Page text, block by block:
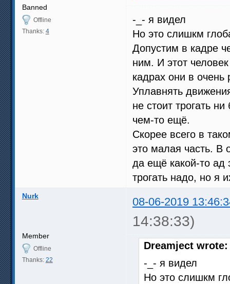
Banned
Offline
Thanks: 4
-_- я видел
Но это слишкм
Допустим в кадре
ним. И этот
кадрах они в очень
Уплавнять
не стоит трогать
чем-то ещё.
Скорее всего в
это малая часть. В
да ещё какой-то ад
трогать надо, но я
Nurk 08-06-2019
14:38:33)
Member
Offline
Thanks: 22
Dreamject wrote:
-_- я видел
Но это слишкм